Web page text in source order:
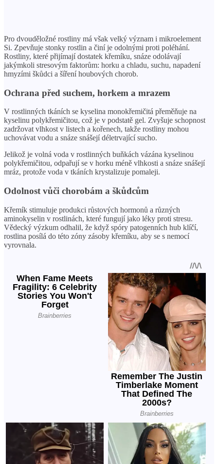
Pro dvouděložné rostliny má však velký význam i mikroelement
Si. Zpevňuje stonky rostlin a činí je odolnými proti poléhání.
Rostliny, které přijímají dostatek křemíku, snáze odolávají
jakýmkoli stresovým faktorům: horku a chladu, suchu, napadení
hmyzími škůdci a šíření houbových chorob.
Ochrana před suchem, horkem a mrazem
V rostlinných tkáních se kyselina monokřemičitá přeměňuje na
kyselinu polykřemičitou, což je v podstatě gel. Zvyšuje schopnost
zadržovat vlhkost v listech a kořenech, takže rostliny mohou
uchovávat vodu a snáze snášejí déletrvající sucho.
Jelikož je volná voda v rostlinných buňkách vázána kyselinou
polykřemičitou, odpařují se v horku méně vlhkosti a snáze snášejí
mráz, protože voda v tkáních krystalizuje pomaleji.
Odolnost vůči chorobám a škůdcům
Křemík stimuluje produkci růstových hormonů a různých
aminokyselin v rostlinách, které fungují jako léky proti stresu.
Vědecký výzkum odhalil, že když spóry patogenních hub klíčí,
rostlina posílá do této zóny zásoby křemíku, aby se s nemocí
vyrovnala.